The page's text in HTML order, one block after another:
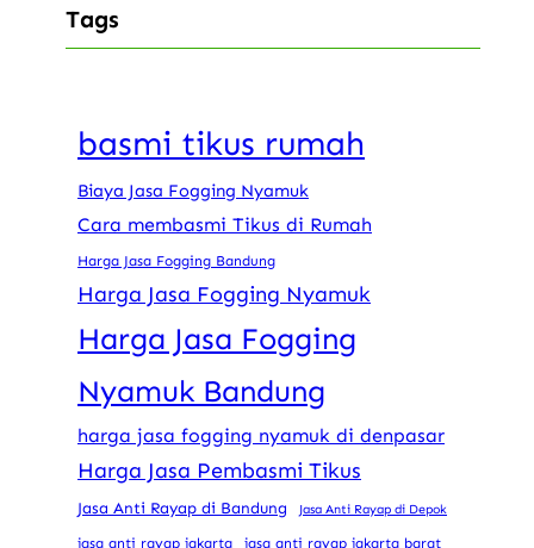
Tags
basmi tikus rumah
Biaya Jasa Fogging Nyamuk
Cara membasmi Tikus di Rumah
Harga Jasa Fogging Bandung
Harga Jasa Fogging Nyamuk
Harga Jasa Fogging
Nyamuk Bandung
harga jasa fogging nyamuk di denpasar
Harga Jasa Pembasmi Tikus
Jasa Anti Rayap di Bandung Jasa Anti Rayap di Depok
jasa anti rayap jakarta jasa anti rayap jakarta barat